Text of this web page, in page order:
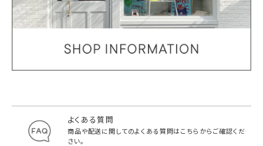
よくある質問
商品や配送に関してのよくある質問はこちらからご確認くだ
さい。